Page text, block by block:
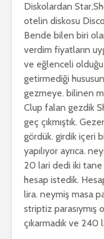
Diskolardan
otelin diskosu
Bende bilen biri
verdim fiyatların
ve eğlenceli
getirmediği
gezmeye. bilinen
Clup falan gezdik
geç çıkmıştık.
gördük. girdik içeri
yapılıyor ayrıca.
20 lari dedi iki tane
hesap istedik.
lira. neymiş masa
striptiz parasıymış
çıkarmadık ve 240